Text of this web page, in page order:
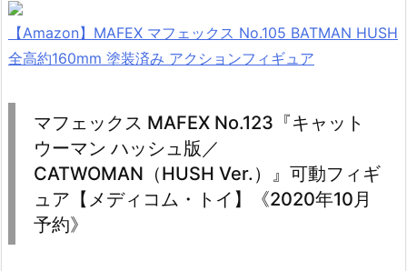
【Amazon】MAFEX マフェックス No.105 BATMAN HUSH
全高約160mm 塗装済み アクションフィギュア
マフェックス MAFEX No.123『キャット
ウーマン ハッシュ版／
CATWOMAN（HUSH Ver.）』可動フィギ
ュア【メディコム・トイ】《2020年10月
予約》